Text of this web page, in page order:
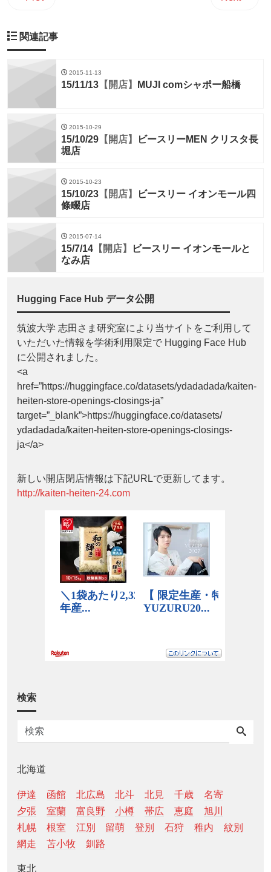
関連記事
2015-11-13
15/11/13 【開店】 MUJI comシャポー船橋
2015-10-29
15/10/29 【開店】
ビースリーMEN クリスタ長
堀店
2015-10-23
15/10/23 【開店】
ビースリー イオンモール四
條畷店
2015-07-14
15/7/14 【開店】
ビースリー イオンモールと
なみ店
Hugging Face Hub データ公開
筑波大学 志田さま研究室により当サイトをご利用して
いただいた情報を学術利用限定で Hugging Face Hub
に公開されました。
<a
href=”https://huggingface.co/datasets/ydadadada/kaiten-
heiten-store-openings-closings-ja”
target=”_blank”>https://huggingface.co/datasets/
ydadadada/kaiten-heiten-store-openings-closings-
ja</a>
新しい開店閉店情報は下記URLで更新してます。
http://kaiten-heiten-24.com
検索
北海道
伊達 函館 北広島 北斗 北見 千歳
名寄
夕張
室蘭 富良野 小樽 帯広 恵庭
旭川
札幌
根室 江別 留萌 登別 石狩 稚内
紋別
網走
苫小牧 釧路
東北